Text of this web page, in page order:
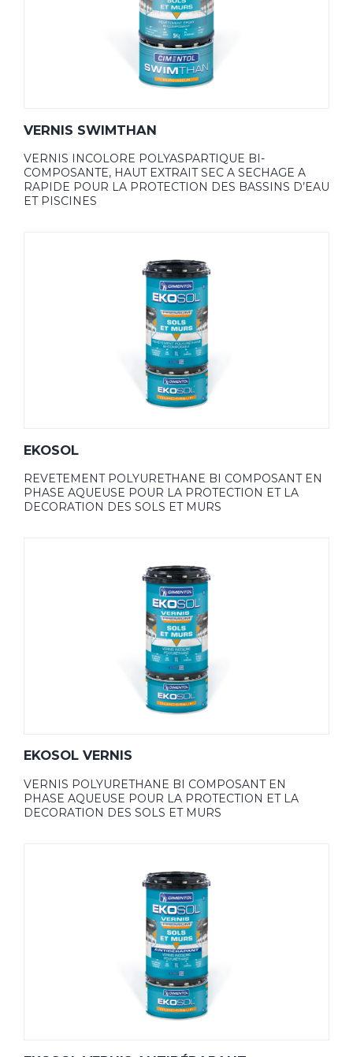
VERNIS SWIMTHAN
VERNIS INCOLORE POLYASPARTIQUE BI-
COMPOSANTE, HAUT EXTRAIT SEC A SECHAGE A
RAPIDE POUR LA PROTECTION DES BASSINS D’EAU
ET PISCINES
EKOSOL
REVETEMENT POLYURETHANE BI COMPOSANT EN
PHASE AQUEUSE POUR LA PROTECTION ET LA
DECORATION DES SOLS ET MURS
EKOSOL VERNIS
VERNIS POLYURETHANE BI COMPOSANT EN
PHASE AQUEUSE POUR LA PROTECTION ET LA
DECORATION DES SOLS ET MURS